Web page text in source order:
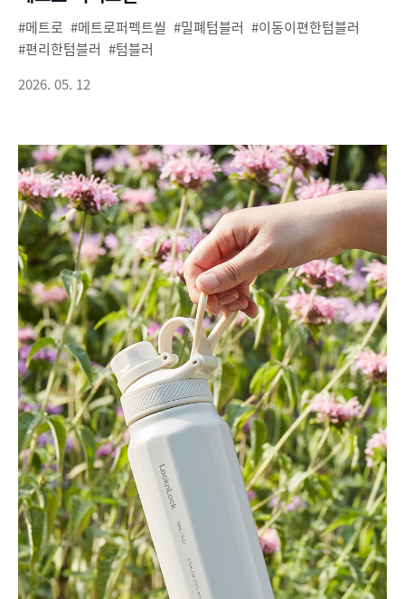
메트로 메트로퍼펙트씰 밀폐텀블러
이동이편한텀블러
편리한텀블러
텀블러
2026. 05. 12